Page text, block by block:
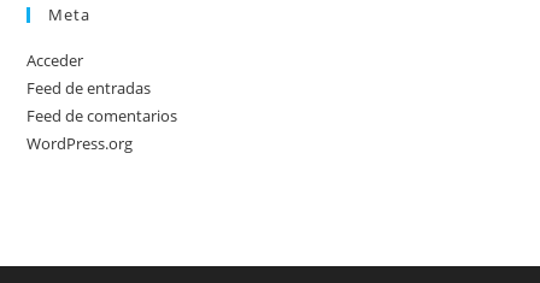
Meta
Acceder
Feed de entradas
Feed de comentarios
WordPress.org